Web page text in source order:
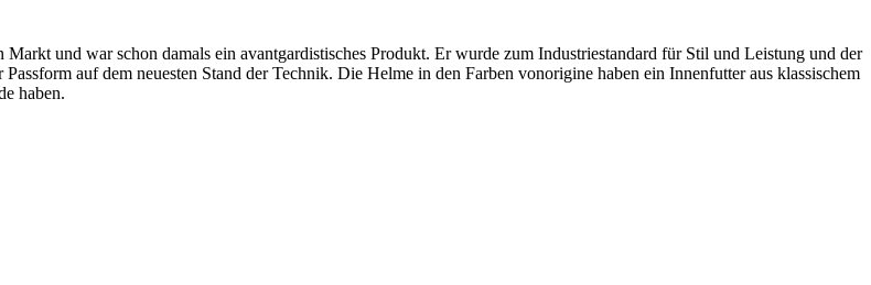
und war schon damals ein avantgardistisches Produkt. Er wurde zum Industriestandard für Stil und Leistung und der
auf dem neuesten Stand der Technik. Die Helme in den Farben vonorigine haben ein Innenfutter aus klassischem
haben.